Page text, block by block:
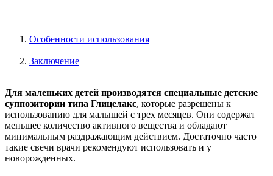
Особенности использования
Заключение
Для маленьких детей производятся специальные детские
суппозитории типа Глицелакс, которые разрешены к
использованию для малышей с трех месяцев. Они содержат
меньшее количество активного вещества и обладают
минимальным раздражающим действием. Достаточно часто
такие свечи врачи рекомендуют использовать и у
новорожденных.